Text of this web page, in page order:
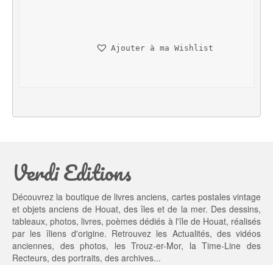
i
é
t :
0,
0
0 €.
t
s
Ajouter à ma Wishlist
Verdi Editions
Découvrez la boutique de livres anciens, cartes postales vintage
et objets anciens de Houat, des îles et de la mer. Des dessins,
tableaux, photos, livres, poèmes dédiés à l'île de Houat, réalisés
par les îliens d'origine. Retrouvez les Actualités, des vidéos
anciennes, desphotos, lesTrouz-er-Mor, laTime-Line des
Recteurs, des portraits, des archives...